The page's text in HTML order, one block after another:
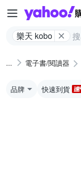
樂天 kobo
電子書/閱讀器
品牌 快速到貨